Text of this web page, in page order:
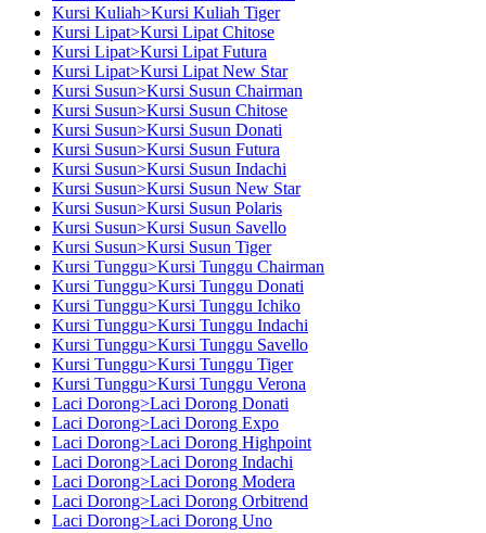
Kursi Kuliah>Kursi Kuliah Tiger
Kursi Lipat>Kursi Lipat Chitose
Kursi Lipat>Kursi Lipat Futura
Kursi Lipat>Kursi Lipat New Star
Kursi Susun>Kursi Susun Chairman
Kursi Susun>Kursi Susun Chitose
Kursi Susun>Kursi Susun Donati
Kursi Susun>Kursi Susun Futura
Kursi Susun>Kursi Susun Indachi
Kursi Susun>Kursi Susun New Star
Kursi Susun>Kursi Susun Polaris
Kursi Susun>Kursi Susun Savello
Kursi Susun>Kursi Susun Tiger
Kursi Tunggu>Kursi Tunggu Chairman
Kursi Tunggu>Kursi Tunggu Donati
Kursi Tunggu>Kursi Tunggu Ichiko
Kursi Tunggu>Kursi Tunggu Indachi
Kursi Tunggu>Kursi Tunggu Savello
Kursi Tunggu>Kursi Tunggu Tiger
Kursi Tunggu>Kursi Tunggu Verona
Laci Dorong>Laci Dorong Donati
Laci Dorong>Laci Dorong Expo
Laci Dorong>Laci Dorong Highpoint
Laci Dorong>Laci Dorong Indachi
Laci Dorong>Laci Dorong Modera
Laci Dorong>Laci Dorong Orbitrend
Laci Dorong>Laci Dorong Uno